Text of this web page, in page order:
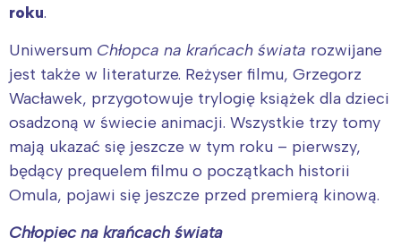
roku.
Uniwersum Chłopca na krańcach świata rozwijane
jest także w literaturze. Reżyser filmu, Grzegorz
Wacławek, przygotowuje trylogię książek dla dzieci
osadzoną w świecie animacji. Wszystkie trzy tomy
mają ukazać się jeszcze w tym roku – pierwszy,
będący prequelem filmu o początkach historii
Omula, pojawi się jeszcze przed premierą kinową.
Chłopiec na krańcach świata